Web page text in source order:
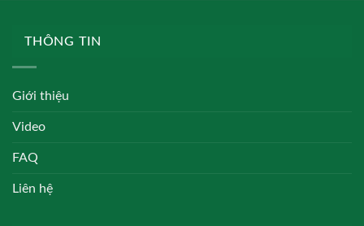
THÔNG TIN
Giới thiệu
Video
FAQ
Liên hệ